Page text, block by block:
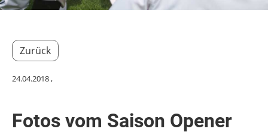
Zurück
24.04.2018,
Fotos vom Saison Opener